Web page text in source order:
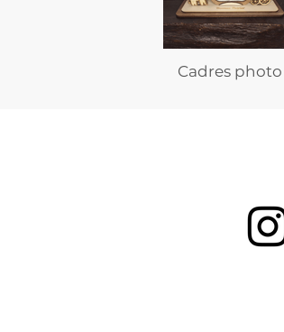
Cadres photo